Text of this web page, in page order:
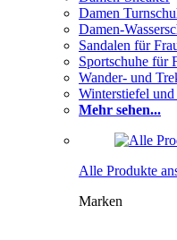
Damen
Damen-
Sandalen für
Sportschuhe für
Wander- und
Winterstiefel
Mehr sehen...
Alle Produkte
Marken